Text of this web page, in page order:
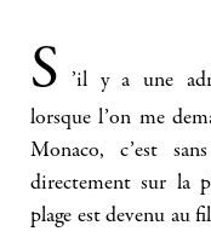
S
’il y a une
lorsque l’on me
Monaco, c’est
directement sur la
plage est devenu au